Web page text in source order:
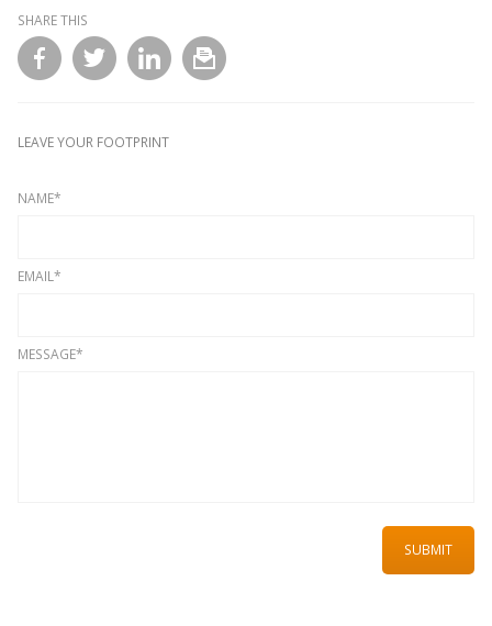
SHARE THIS
LEAVE YOUR FOOTPRINT
NAME*
EMAIL*
MESSAGE*